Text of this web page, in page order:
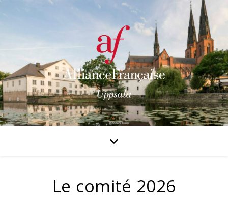
Le comité 2026